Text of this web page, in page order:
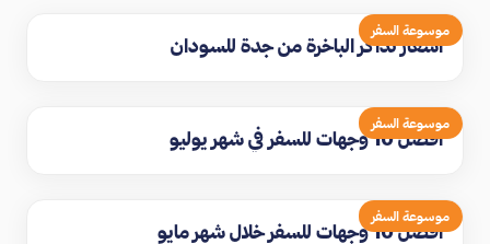
موسوعة السفر
اسعار تذاكر الباخرة من جدة للسودان
موسوعة السفر
افضل 10 وجهات للسفر في شهر يوليو
موسوعة السفر
افضل 10 وجهات للسفر خلال شهر مايو